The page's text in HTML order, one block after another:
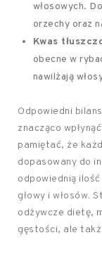
włosowych.
orzechy oraz
Kwas
obecne w
nawilżają
Odpowiedni
znacząco
pamiętać, że
dopasowany do
odpowiednią
głowy i włosów.
odżywcze dietę,
gęstości, ale